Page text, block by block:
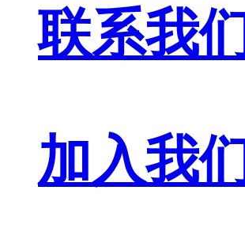
联系我们
加入我们